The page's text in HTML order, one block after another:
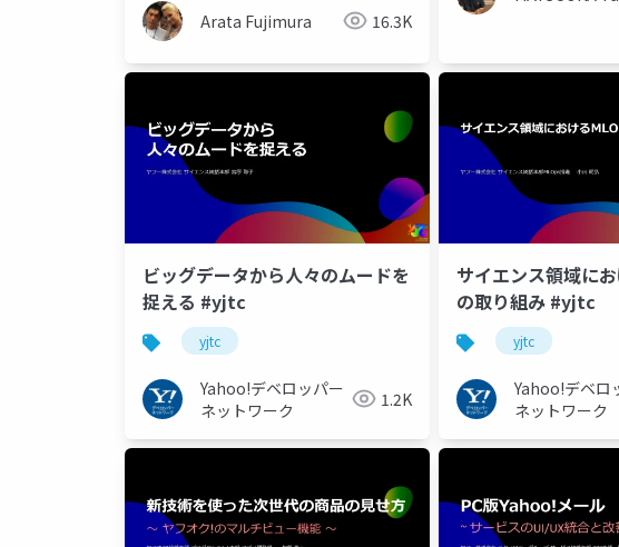
Arata Fujimura 16.3K
ビッグデータから人々のムードを
捉える #yjtc
yjtc
Yahoo!デベロッパー
ネットワーク
1.2K
サイエンス領域に
の取り組み #yjtc
yjtc
Yahoo!デベロ
ネットワーク